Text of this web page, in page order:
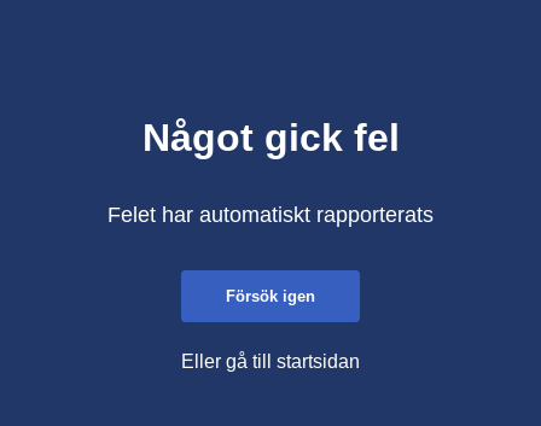
Något gick fel
Felet har automatiskt rapporterats
Försök igen
Eller gå till startsidan